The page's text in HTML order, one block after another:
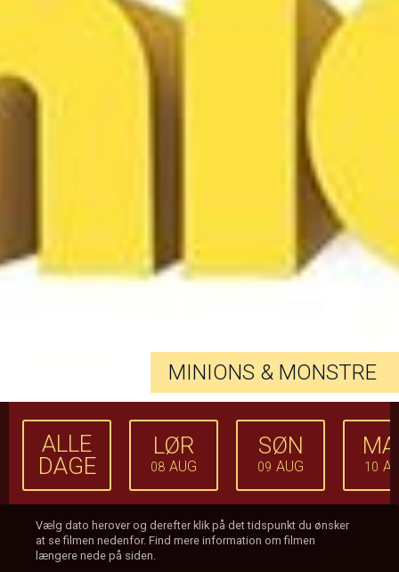
MINIONS & MONSTRE
ALLE
DAGE
LØR
08 AUG
SØN
09 AUG 10
Vælg dato herover og derefter klik på det tidspunkt du ønsker
at se filmen nedenfor. Find mere information om filmen
længere nede på siden.